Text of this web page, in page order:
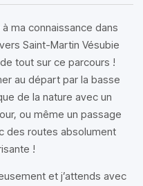
ma connaissance dans
Saint-Martin Vésubie
tout sur ce parcours !
au départ par la basse
de la nature avec un
ou même un passage
des routes absolument
!
et j’attends avec